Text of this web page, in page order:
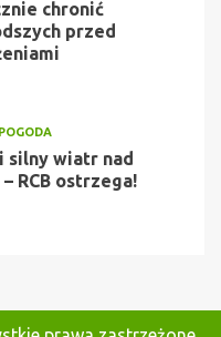
chronić
przed
POGODA
silny wiatr nad
RCB ostrzega!